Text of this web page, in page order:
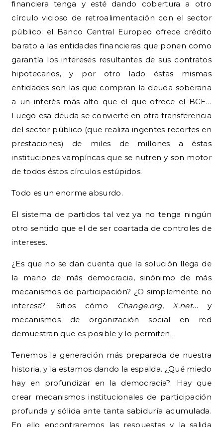
financiera tenga y esté dando cobertura a otro
círculo vicioso de retroalimentación con el sector
público: el Banco Central Europeo ofrece crédito
barato a las entidades financieras que ponen como
garantía los intereses resultantes de sus contratos
hipotecarios, y por otro lado éstas mismas
entidades son las que compran la deuda soberana
a un interés más alto que el que ofrece el BCE…
Luego esa deuda se convierte en otra transferencia
del sector público (que realiza ingentes recortes en
prestaciones) de miles de millones a éstas
instituciones vampíricas que se nutren y son motor
de todos éstos círculos estúpidos.
Todo es un enorme absurdo.
El sistema de partidos tal vez ya no tenga ningún
otro sentido que el de ser coartada de controles de
intereses.
¿Es que no se dan cuenta que la solución llega de
la mano de más democracia, sinónimo de más
mecanismos de participación? ¿O simplemente no
interesa?. Sitios cómo
Change.org,X.net… y
mecanismos de organización social en red
demuestran que es posible y lo permiten…
Tenemos la generación más preparada de nuestra
historia, y la estamos dando la espalda. ¿Qué miedo
hay en profundizar en la democracia?. Hay que
crear mecanismos institucionales de participación
profunda y sólida ante tanta sabiduría acumulada.
En ello encontraremos las respuestas y la salida